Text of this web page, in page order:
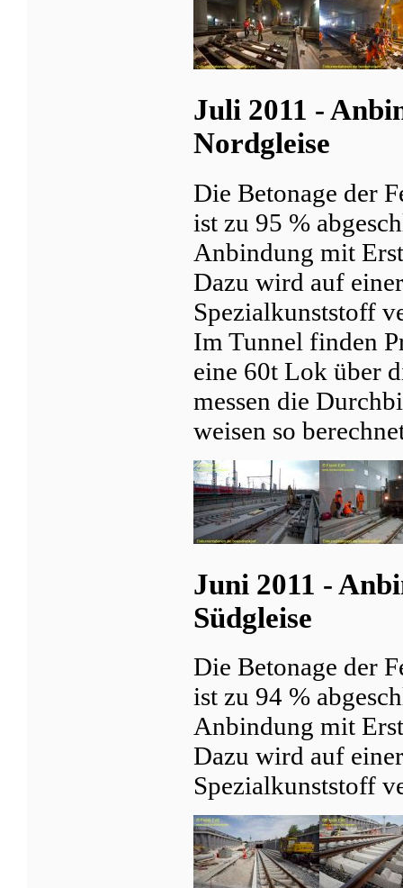
Juli 2011 -
Nordgleise
Die Betonage der
ist zu 95 %
Anbindung mit
Dazu wird auf
Spezialkunststoff
Im Tunnel finden
eine 60t Lok über
messen die
weisen so
Juni 2011 -
Südgleise
Die Betonage der
ist zu 94 %
Anbindung mit
Dazu wird auf
Spezialkunststoff